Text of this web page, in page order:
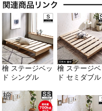
檜 ステージベッ
ド シングル
檜 ステージベ
ド セミダブル